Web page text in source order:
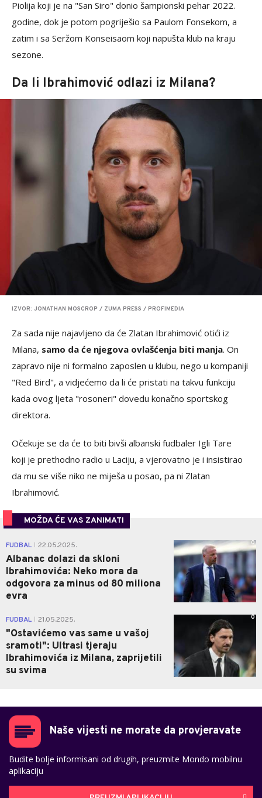
Piolija koji je na "San Siro" donio šampionski pehar 2022.
godine, dok je potom pogriješio sa Paulom Fonsekom, a
zatim i sa Seržom Konseisaom koji napušta klub na kraju
sezone.
Da li Ibrahimović odlazi iz Milana?
IZVOR: JONATHAN MOSCROP / ZUMA PRESS / PROFIMEDIA
Za sada nije najavljeno da će Zlatan Ibrahimović otići iz
Milana, samo da će njegova ovlašćenja biti manja. On
zapravo nije ni formalno zaposlen u klubu, nego u kompaniji
"Red Bird", a vidjećemo da li će pristati na takvu funkciju
kada ovog ljeta "rosoneri" dovedu konačno sportskog
direktora.
Očekuje se da će to biti bivši albanski fudbaler Igli Tare
koji je prethodno radio u Laciju, a vjerovatno je i insistirao
da mu se više niko ne miješa u posao, pa ni Zlatan
Ibrahimović.
MOŽDA ĆE VAS ZANIMATI
FUDBAL 22.05.2025.
Albanac dolazi da skloni
Ibrahimovića: Neko mora da
odgovora za minus od 80 miliona
evra
0
FUDBAL 21.05.2025.
"Ostavićemo vas same u vašoj
sramoti": Ultrasi tjeraju
Ibrahimovića iz Milana, zaprijetili
su svima
0
Naše vijesti ne morate da provjeravate
Budite bolje informisani od drugih, preuzmite Mondo mobilnu
aplikaciju